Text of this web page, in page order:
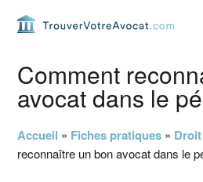
navigation
principale
principal
barre
latérale
principale
pageComment
avocat dans le
Accueil » Fiches pratiques »
reconnaître un bon avocat dans le